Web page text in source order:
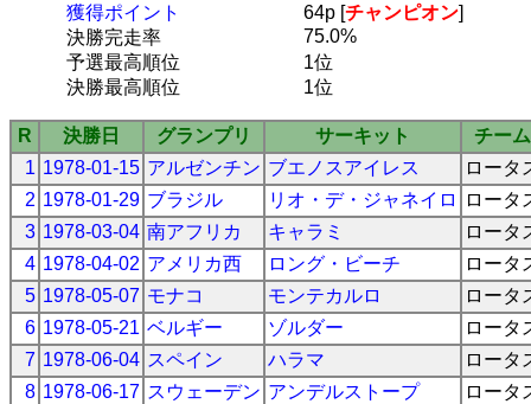
獲得ポイント
64p [チャンピオン]
決勝完走率
75.0%
予選最高順位
1位
決勝最高順位
1位
R 決勝日 グランプリ サーキット
チーム
1 1978-01-15 アルゼンチン ブエノスアイレス
ロータ
2 1978-01-29 ブラジル リオ・デ・ジャネイロ
ロータ
3 1978-03-04 南アフリカ キャラミ
ロータ
4 1978-04-02 アメリカ西 ロング・ビーチ
ロータ
5 1978-05-07 モナコ モンテカルロ
ロータ
6 1978-05-21 ベルギー ゾルダー
ロータ
7 1978-06-04 スペイン ハラマ
ロータ
8 1978-06-17 スウェーデン アンデルストープ
ロータ